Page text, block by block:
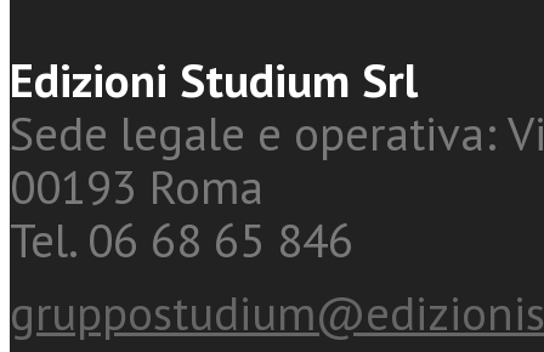
Edizioni Studium Srl
Sede legale e operativa:
00193 Roma
Tel. 06 68 65 846